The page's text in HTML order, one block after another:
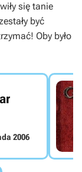
się tanie
być
Oby było
2006